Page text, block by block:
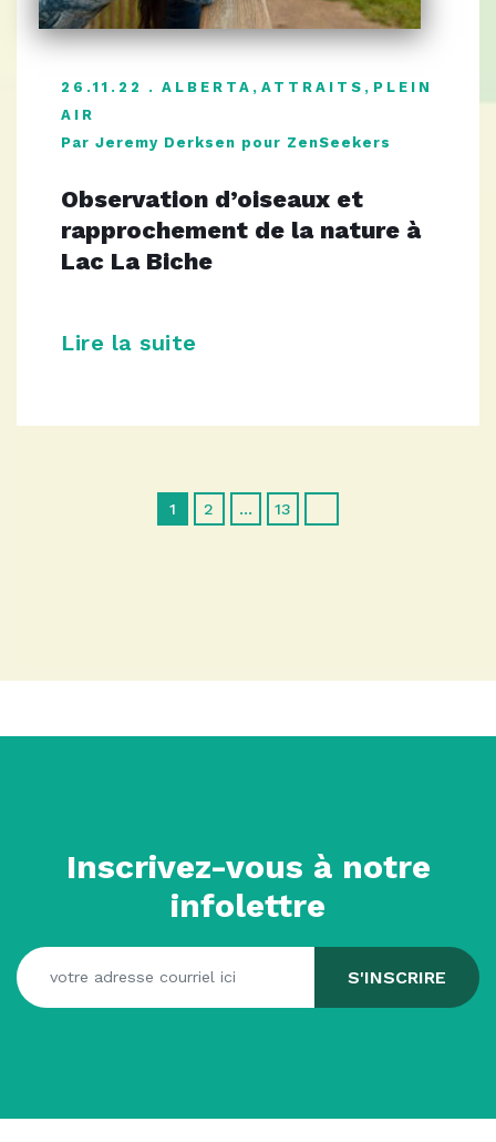
26.11.22 ALBERTA , ATTRAITS , PLEIN
AIR
Par Jeremy Derksen pour ZenSeekers
Observation d’oiseaux et
rapprochement de la nature à
Lac La Biche
Lire la suite
1 2 … 13
Inscrivez-vous à notre
infolettre